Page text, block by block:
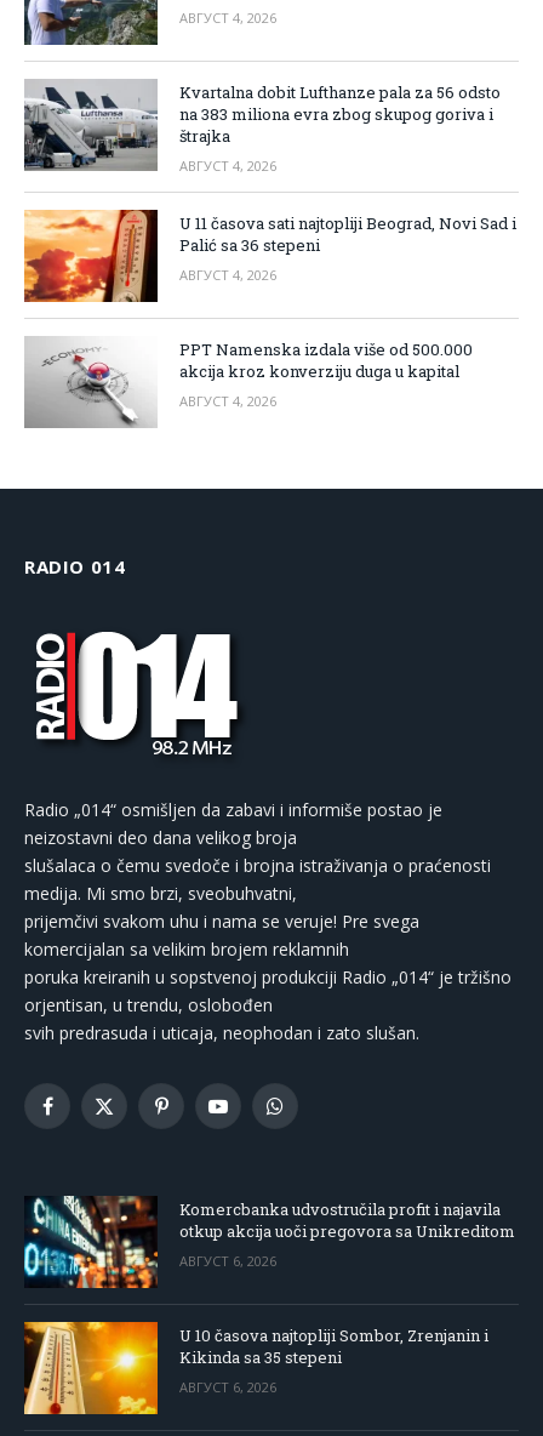
АВГУСТ 4, 2026
Kvartalna dobit Lufthanze pala za 56 odsto
na 383 miliona evra zbog skupog goriva i
štrajka
АВГУСТ 4, 2026
U 11 časova sati najtopliji Beograd, Novi Sad i
Palić sa 36 stepeni
АВГУСТ 4, 2026
PPT Namenska izdala više od 500.000
akcija kroz konverziju duga u kapital
АВГУСТ 4, 2026
RADIO 014
Radio „014“ osmišljen da zabavi i informiše postao je
neizostavni deo dana velikog broja
slušalaca o čemu svedoče i brojna istraživanja o praćenosti
medija. Mi smo brzi, sveobuhvatni,
prijemčivi svakom uhu i nama se veruje! Pre svega
komercijalan sa velikim brojem reklamnih
poruka kreiranih u sopstvenoj produkciji Radio „014“ je tržišno
orjentisan, u trendu, oslobođen
svih predrasuda i uticaja, neophodan i zato slušan.
Facebook
X
PinterestYouTubeWhatsApp
Komercbanka udvostručila profit i najavila
otkup akcija uoči pregovora sa Unikreditom
АВГУСТ 6, 2026
U 10 časova najtopliji Sombor, Zrenjanin i
Kikinda sa 35 stepeni
АВГУСТ 6, 2026